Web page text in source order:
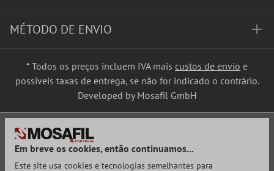
MÉTODO DE ENVIO
* Todos os preços incluem IVA mais custos de envio e
possíveis taxas de entrega, se não for indicado o contrário.
Developed by Mosafil GmbH
Em breve os cookies, então continuamos...
Este site usa cookies e tecnologias semelhantes para